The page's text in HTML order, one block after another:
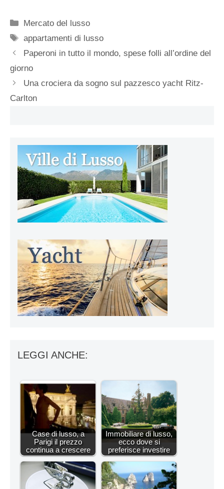
Categorie
Mercato del lusso
Tag
appartamenti di lusso
Paperoni in tutto il mondo, spese folli all’ordine del
giorno
Una crociera da sogno sul pazzesco yacht Ritz-
Carlton
LEGGI ANCHE:
Case di lusso, a
Parigi il prezzo
continua a crescere
Immobiliare di lusso,
ecco dove si
preferisce investire